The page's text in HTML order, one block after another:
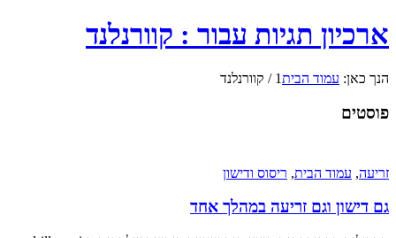
ארכיון תגיות עבור : קוורנלנד
הנך כאן: עמוד הבית1
/ קוורנלנד
פוסטים
זריעה, עמוד הבית, ריסוס ודישון
גם דישון וגם זריעה במהלך אחד